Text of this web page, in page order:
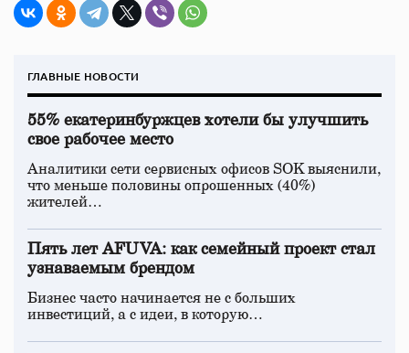
ГЛАВНЫЕ НОВОСТИ
55% екатеринбуржцев хотели бы улучшить
свое рабочее место
Аналитики сети сервисных офисов SOK выяснили,
что меньше половины опрошенных (40%)
жителей…
Пять лет AFUVA: как семейный проект стал
узнаваемым брендом
Бизнес часто начинается не с больших
инвестиций, а с идеи, в которую…